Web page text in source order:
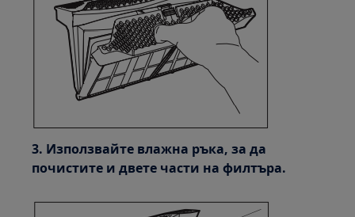
3. Използвайте влажна ръка, за да
почистите и двете части на филтъра.